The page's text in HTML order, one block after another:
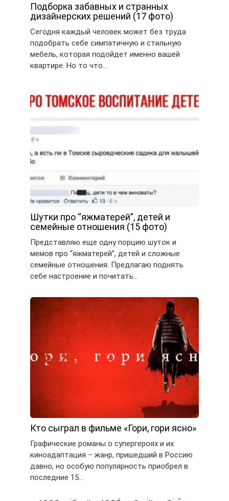
Подборка забавных и странных
дизайнерских решений (17 фото)
Сегодня каждый человек может без труда
подобрать себе симпатичную и стильную
мебель, которая подойдет именно вашей
квартире. Но то что…
Шутки про “яжматерей”, детей и
семейные отношения (15 фото)
Представляю еще одну порцию шуток и
мемов про “яжматерей”, детей и сложные
семейные отношения. Предлагаю поднять
себе настроение и почитать…
Кто сыграл в фильме «Гори, гори ясно»
Графические романы о супергероях и их
киноадаптация – жанр, пришедший в Россию
давно, но особую популярность приобрел в
последние 15…